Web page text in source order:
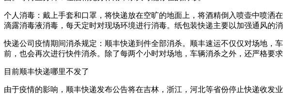
个人消毒：戴上手套和口罩，将快递放在空旷的地面上，将酒精倒入喷壶中喷洒
滴露消毒液消毒，每天定时对现场环境进行消毒。纸包装快递主要以加强通风的
快递公司疫情期间消杀规定：顺丰快递到件全部消杀。顺丰速运不仅仅对场地，
前，也会再次进行快件消杀。除了每两个小时对场地，车辆消杀之外，还严格要
目前顺丰快递哪里不发了
由于疫情的影响，顺丰快递发布公告将在吉林，浙江，河北等省份停止快递收